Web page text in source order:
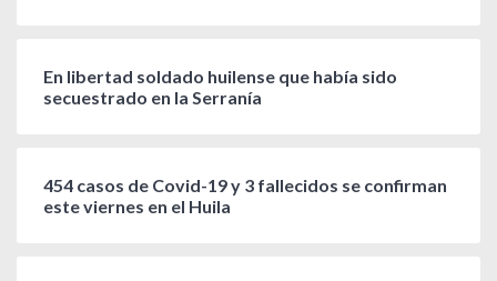
En libertad soldado huilense que había sido
secuestrado en la Serranía
454 casos de Covid-19 y 3 fallecidos se confirman
este viernes en el Huila